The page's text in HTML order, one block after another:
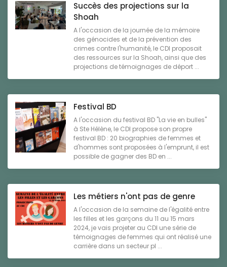
Succès des projections sur la
Shoah
A l'occasion de la journée de la mémoire
des génocides et de la prévention des
crimes contre l'humanité, le CDI proposait
des ressources sur la Shoah, ainsi que des
projections de témoignages de déport ...
Festival BD
A l'occasion du festival BD "La vie en bulles"
à Ste Hélène, le CDI propose son propre
festival BD : 20 biographies de femmes et
d'hommes sont proposées à l'emprunt, il est
possible de gagner des BD en ...
Les métiers n'ont pas de genre
A l'occasion de la semaine de l'égalité entre
les filles et les garçons du 11 au 15 mars
2024, je vais projeter au CDI une série de
témoignages de femmes qui ont réalisé une
carrière dans un secteur pl ...